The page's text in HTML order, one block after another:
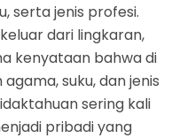
serta jenis profesi.
dari lingkaran,
kenyataan bahwa di
suku, dan jenis
sering kali
pribadi yang